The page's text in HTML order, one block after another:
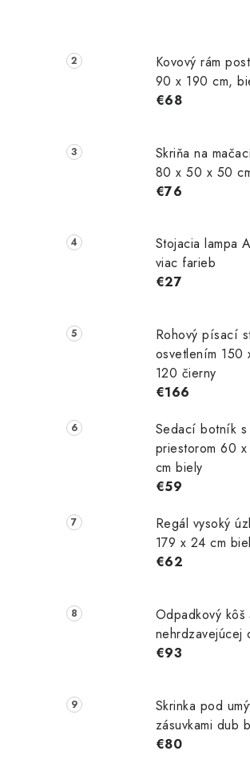
Kovový rám
90 x 190 cm,
€68
Skriňa na
80 x 50 x 50
€76
Stojacia lampa
viac farieb
€27
Rohový písací
osvetlením 150
120 čierny
€166
Sedací botník s
priestorom 60
cm biely
€59
Regál vysoký
179 x 24 cm
€62
Odpadkový
nehrdzavejúcej
€93
Skrinka pod
zásuvkami dub
€80